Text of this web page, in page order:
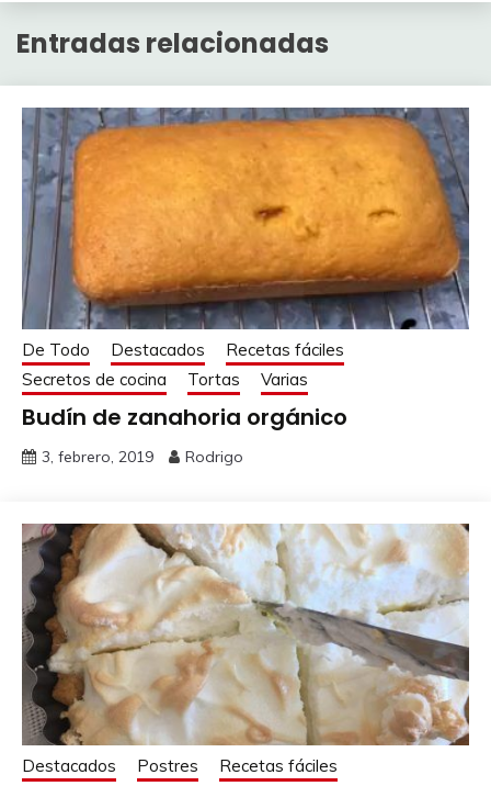
Entradas relacionadas
De Todo Destacados
Recetas fáciles
Secretos de cocina
Tortas Varias
Budín de zanahoria orgánico
3, febrero, 2019 Rodrigo
Destacados Postres Recetas fáciles